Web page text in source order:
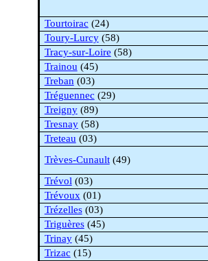
Tourtoirac (24)
Toury-Lurcy(58)
Tracy-sur-Loire (58)
Trainou (45)
Treban (03)
Tréguennec (29)
Treigny(89)
Tresnay(58)
Treteau (03)
Trèves-Cunault(49)
Trévol (03)
Trévoux (01)
Trézelles(03)
Triguères(45)
Trinay(45)
Trizac (15)